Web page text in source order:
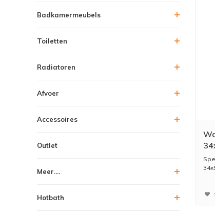
Badkamermeubels
Toiletten
Radiatoren
Afvoer
Accessoires
Outlet
Meer....
Hotbath